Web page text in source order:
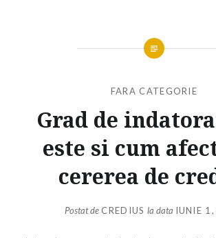
FARA CATEGORIE
Grad de
este si cum
cererea de
Postat de CREDIUS la data IUNIE